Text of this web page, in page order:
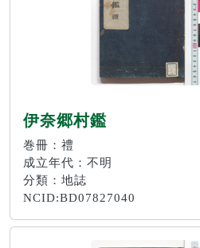
伊奈郷村鑑
巻冊：禮
成立年代：不明
分類：地誌
NCID:BD07827040